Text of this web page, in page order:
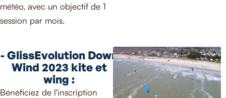
météo, avec un objectif de 1
session par mois.
- GlissEvolution Down
Wind 2023 kite et
wing :
Bénéficiez de l'inscription